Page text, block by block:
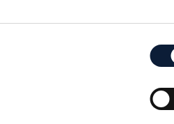
över tid. I denna
för att ge dig
dina vanor. I många fall
sitt förhållningssätt till